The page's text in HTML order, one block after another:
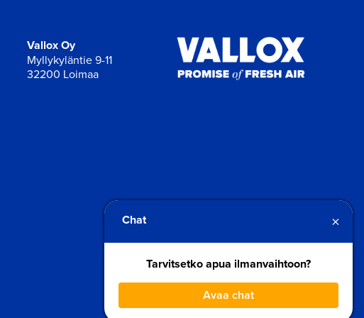
Vallox Oy
Myllykyläntie 9-11
32200 Loimaa
Chat ×
Tarvitsetko apua ilmanvaihtoon?
Avaa chat